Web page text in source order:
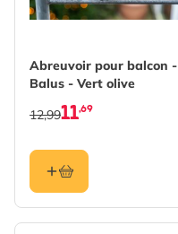
Abreuvoir pour balcon -
Balus - Vert olive
11,69
12,99